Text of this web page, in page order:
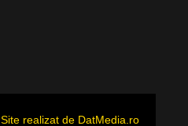
Site realizat de DatMedia.ro